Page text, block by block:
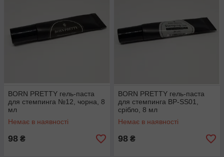
BORN PRETTY гель-паста
для стемпинга №12, чорна, 8
мл
Немає в наявності
98 ₴
BORN PRETTY гель-паста
для стемпинга BP-SS01,
срібло, 8 мл
Немає в наявності
98 ₴